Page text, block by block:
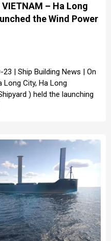
VIETNAM – Ha Long
the Wind Power
| Ship Building News | On
City, Ha Long
) held the launching